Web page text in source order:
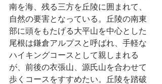
南を海、残る三方を丘陵に囲まれて、
自然の要害となっている。丘陵の南東
部に頭をもたげる大平山を中心とした
尾根は鎌倉アルプスと呼ばれ、手軽な
ハイキングコースとして親しまれる
が、前後の衣張山、源氏山を合わせて
歩くコースをすすめたい。丘陵を踏破